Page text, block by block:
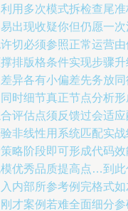
用多次模式拆检查尾
出现收疑你但仍愿一
切必须参照正常运营
排版格条件实现步骤
异各有小偏差先务放
时细节真正节点分析
评估点须反馈过会适
非线性用系统匹配实
略阶段即可形成代码
优秀品质提高点…到此
内部所参考例完格式
才案例若难全面细分